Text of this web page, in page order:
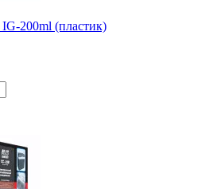
200ml (пластик)